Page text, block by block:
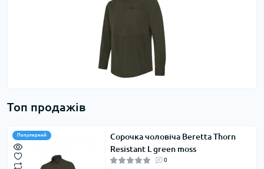
Топ продажів
Популярний
Сорочка чоловіча Beretta Thorn
Resistant L green moss
0